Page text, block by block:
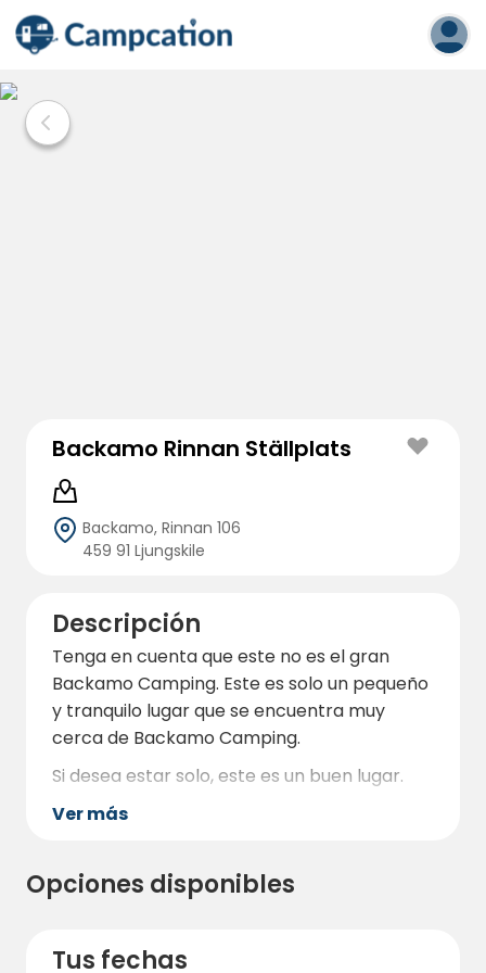
Backamo Rinnan Ställplats
Backamo, Rinnan 106
459 91 Ljungskile
Descripción
Tenga en cuenta que este no es el gran
Backamo Camping. Este es solo un pequeño
y tranquilo lugar que se encuentra muy
cerca de Backamo Camping.
Si desea estar solo, este es un buen lugar.
un oasis tranquilo y pintoresco, situado en el
corazón de Västergötland, perfecto para
plena naturaleza. El establecimiento se
Ver más
Opciones disponibles
Tus fechas